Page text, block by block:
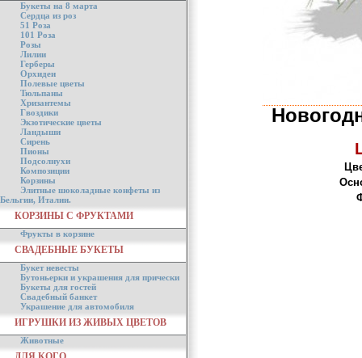
Букеты на 8 марта
Сердца из роз
51 Роза
101 Роза
Розы
Лилии
Герберы
Орхидеи
Полевые цветы
Тюльпаны
Хризантемы
Гвоздики
Экзотические цветы
Ландыши
Сирень
Пионы
Подсолнухи
Композиции
Корзины
Элитные шоколадные конфеты из
Бельгии, Италии.
КОРЗИНЫ С ФРУКТАМИ
Фрукты в корзине
СВАДЕБНЫЕ БУКЕТЫ
Букет невесты
Бутоньерки и украшения для прически
Букеты для гостей
Свадебный банкет
Украшение для автомобиля
ИГРУШКИ ИЗ ЖИВЫХ ЦВЕТОВ
Животные